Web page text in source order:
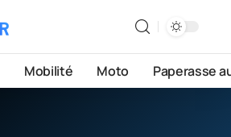
Mobilité Moto Paperasse